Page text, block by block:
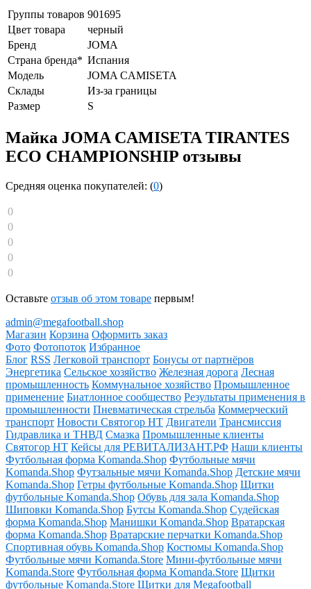
Группы товаров 901695
Цвет товара
черный
Бренд
JOMA
Страна бренда* Испания
Модель
JOMA CAMISETA
Склады
Из-за границы
Размер
S
Майка JOMA CAMISETA TIRANTES
ECO CHAMPIONSHIP отзывы
Средняя оценка покупателей: (0)
0
0
0
0
0
Оставьте отзыв об этом товаре первым!
admin@megafootball.shop
Магазин Корзина Оформить заказ
Фото Фотопоток Избранное
Блог RSS Легковой транспорт Бонусы от партнёров
Энергетика Сельское хозяйство Железная дорога Лесная
промышленность Коммунальное хозяйство Промышленное
применение Биатлонное сообщество Результаты применения в
промышленности Пневматическая стрельба Коммерческий
транспорт Новости Святогор НТ Двигатели Трансмиссия
Гидравлика и ТНВД Смазка Промышленные клиенты
Святогор НТ Кейсы для РЕВИТАЛИЗАНТ.РФ Наши клиенты
Футбольная форма Komanda.Shop Футбольные мячи
Komanda.Shop Футзальные мячи Komanda.Shop Детские мячи
Komanda.Shop Гетры футбольные Komanda.Shop Щитки
футбольные Komanda.Shop Обувь для зала Komanda.Shop
Шиповки Komanda.Shop Бутсы Komanda.Shop Судейская
форма Komanda.Shop Манишки Komanda.Shop Вратарская
форма Komanda.Shop Вратарские перчатки Komanda.Shop
Спортивная обувь Komanda.Shop Костюмы Komanda.Shop
Футбольные мячи Komanda.Store Мини-футбольные мячи
Komanda.Store Футбольная форма Komanda.Store Щитки
футбольные Komanda.Store Щитки для Megafootball